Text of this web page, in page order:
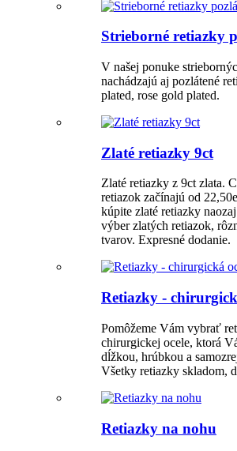
Strieborné retiazky
V našej ponuke
nachádzajú aj pozlátené
plated, rose gold plated.
Zlaté retiazky 9ct
Zlaté retiazky z 9ct zlata.
retiazok začínajú od
kúpite zlaté retiazky
výber zlatých retiazok,
tvarov. Expresné dodanie.
Retiazky -
Pomôžeme Vám vybrať
chirurgickej ocele, ktorá
dĺžkou, hrúbkou a
Všetky retiazky skladom,
Retiazky na nohu